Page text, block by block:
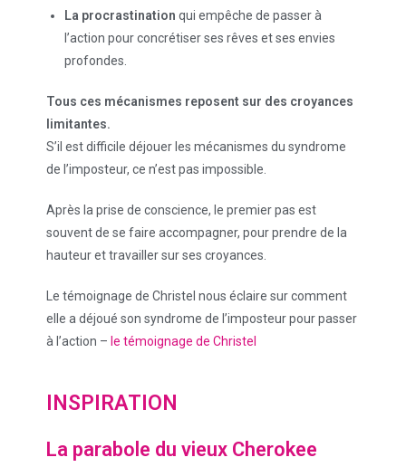
La procrastination qui empêche de passer à
l’action pour concrétiser ses rêves et ses envies
profondes.
Tous ces mécanismes reposent sur des croyances
limitantes.
S’il est difficile déjouer les mécanismes du syndrome
de l’imposteur, ce n’est pas impossible.
Après la prise de conscience, le premier pas est
souvent de se faire accompagner, pour prendre de la
hauteur et travailler sur ses croyances.
Le témoignage de Christel nous éclaire sur comment
elle a déjoué son syndrome de l’imposteur pour passer
à l’action –le témoignage de Christel
INSPIRATION
La parabole du vieux Cherokee